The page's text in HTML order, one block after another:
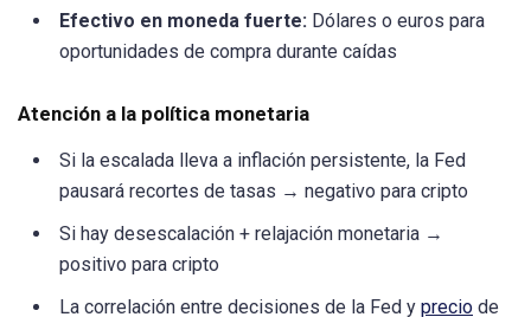
Efectivo en moneda fuerte: Dólares o euros para
oportunidades de compra durante caídas
Atención a la política monetaria
Si la escalada lleva a inflación persistente, la Fed
pausará recortes de tasas → negativo para cripto
Si hay desescalación + relajación monetaria →
positivo para cripto
La correlación entre decisiones de la Fed y precio de